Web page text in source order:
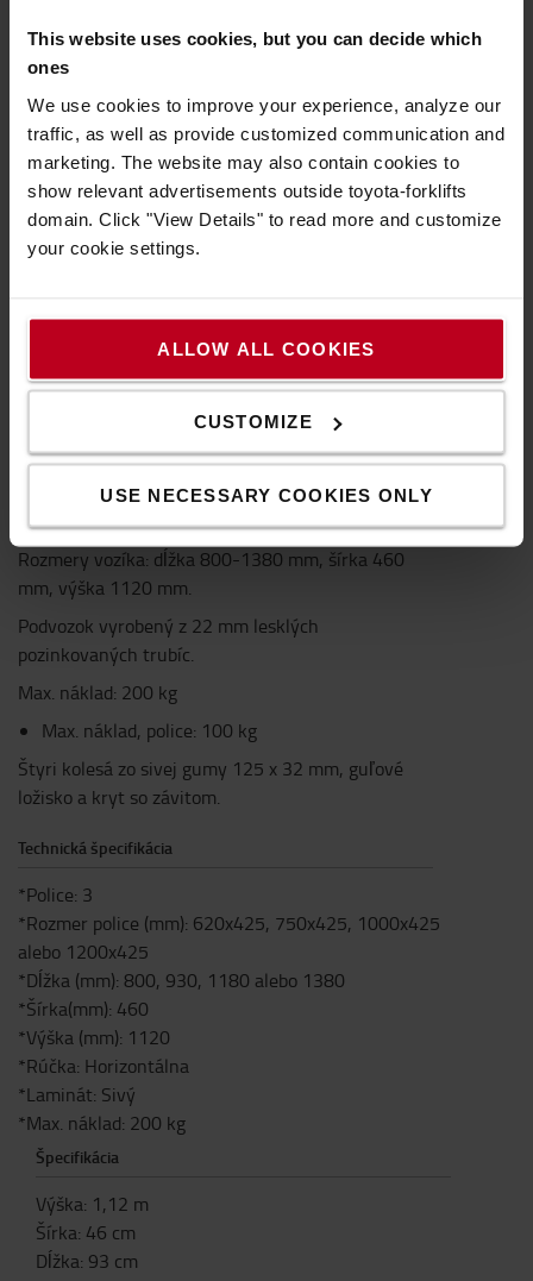
This website uses cookies, but you can decide which
ones
We use cookies to improve your experience, analyze our
traffic, as well as provide customized communication and
marketing. The website may also contain cookies to
show relevant advertisements outside toyota-forklifts
domain. Click "View Details" to read more and customize
your cookie settings.
ALLOW ALL COOKIES
CUSTOMIZE
USE NECESSARY COOKIES ONLY
Tento základný vozík s 3 policami je možné použiť
na akékoľvek operácie a je viac než vhodný do
skladov na manipuláciu s ľahším nákladom alebo
menšími jednotkami. Vďaka plne nastaviteľným
policiam a rúčke je vozík nastaviteľný pre rôzne
potreby. Okraje políc a koncové mriežky držia tovar
pevne na mieste. Dostupnosť v 4 rôznych dĺžkach.
a to vďaka plne nastaviteľným policiam a rúčkam.
Regále sú 12 mm hrubé, sú otočné alebo
svetlosivej farby. Dostupnosť v 4 rôznych dĺžkach.
Rozmery sú prispôsobené nameraným 600 x 400
mm rámu. Okraje regálov a koncové mriežky držia
tovar pevne na mieste.
Rozmery vozíka: dĺžka 800-1380 mm, šírka 460
mm, výška 1120 mm.
Podvozok vyrobený z 22 mm lesklých
pozinkovaných trubíc.
Max. náklad: 200 kg
Max. náklad, police: 100 kg
Štyri kolesá zo sivej gumy 125 x 32 mm, guľové
ložisko a kryt so závitom.
Technická špecifikácia
*Police: 3
*Rozmer police (mm): 620x425, 750x425, 1000x425
alebo 1200x425
*Dĺžka (mm): 800, 930, 1180 alebo 1380
*Šírka(mm): 460
*Výška (mm): 1120
*Rúčka: Horizontálna
*Laminát: Sivý
*Max. náklad: 200 kg
Špecifikácia
Výška: 1,12 m
Šírka: 46 cm
Dĺžka: 93 cm